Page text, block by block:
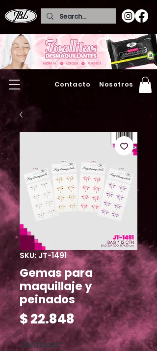
Contacto Nosotros
SKU: JT-1491
Gemas para
maquillaje y
peinados
$ 22.848Precio
Cantidad *